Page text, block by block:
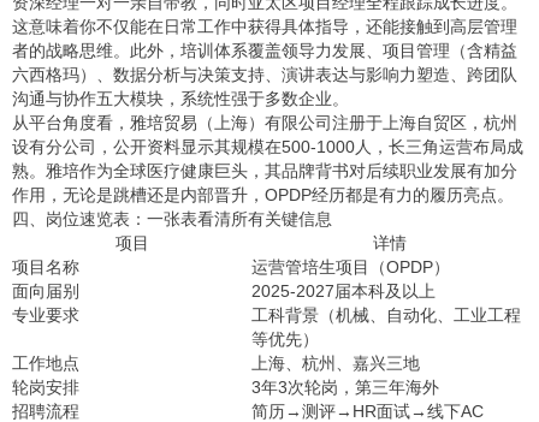
这意味着你不仅能在日常工作中获得具体指导，还能接触到高层管理
者的战略思维。此外，培训体系覆盖领导力发展、项目管理（含精益
六西格玛）、数据分析与决策支持、演讲表达与影响力塑造、跨团队
沟通与协作五大模块，系统性强于多数企业。
从平台角度看，雅培贸易（上海）有限公司注册于上海自贸区，杭州
设有分公司，公开资料显示其规模在500-1000人，长三角运营布局成
熟。雅培作为全球医疗健康巨头，其品牌背书对后续职业发展有加分
作用，无论是跳槽还是内部晋升，OPDP经历都是有力的履历亮点。
四、岗位速览表：一张表看清所有关键信息
项目
详情
项目名称
运营管培生项目（OPDP）
面向届别
2025-2027届本科及以上
专业要求
工科背景（机械、自动化、工业工程
等优先）
工作地点
上海、杭州、嘉兴三地
轮岗安排
3年3次轮岗，第三年海外
招聘流程
简历→测评→HR面试→线下AC